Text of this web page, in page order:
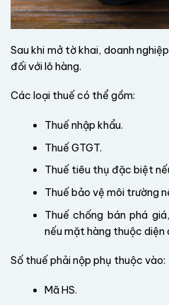
Sau khi mở tờ khai, doanh
đối với lô hàng.
Các loại thuế có thể gồm:
Thuế nhập khẩu.
Thuế GTGT.
Thuế tiêu thụ đặc biệt
Thuế bảo vệ môi trường
Thuế chống bán phá
nếu mặt hàng thuộc diện
Số thuế phải nộp phụ thuộc vào:
Mã HS.